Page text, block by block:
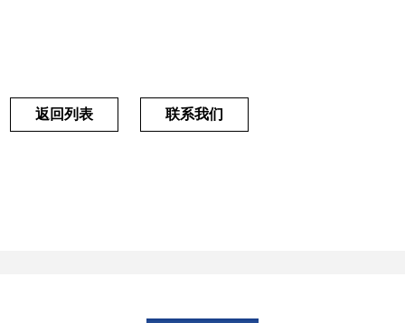
返回列表 联系我们